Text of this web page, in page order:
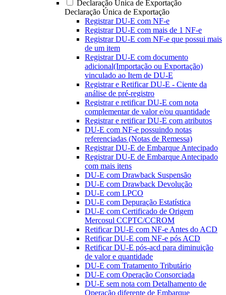
Declaração Única de Exportação
Declaração Única de Exportação
Registrar DU-E com NF-e
Registrar DU-E com mais de 1 NF-e
Registrar DU-E com NF-e que possui mais
de um item
Registrar DU-E com documento
adicional(Importação ou Exportação)
vinculado ao Item de DU-E
Registrar e Retificar DU-E - Ciente da
análise de pré-registro
Registrar e retificar DU-E com nota
complementar de valor e/ou quantidade
Registrar e retificar DU-E com atributos
DU-E com NF-e possuindo notas
referenciadas (Notas de Remessa)
Registrar DU-E de Embarque Antecipado
Registrar DU-E de Embarque Antecipado
com mais itens
DU-E com Drawback Suspensão
DU-E com Drawback Devolução
DU-E com LPCO
DU-E com Depuração Estatística
DU-E com Certificado de Origem
Mercosul CCPTC/CCROM
Retificar DU-E com NF-e Antes do ACD
Retificar DU-E com NF-e pós ACD
Retificar DU-E pós-acd para diminuição
de valor e quantidade
DU-E com Tratamento Tributário
DU-E com Operação Consorciada
DU-E sem nota com Detalhamento de
Operação diferente de Embarque